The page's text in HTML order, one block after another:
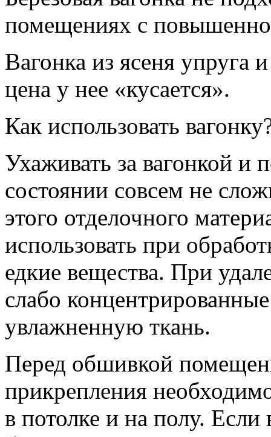
помещениях с
Вагонка из ясеня упруга
цена у нее «кусается».
Как использовать
Ухаживать за вагонкой и
состоянии совсем не
этого отделочного
использовать при
едкие вещества. При
слабо
увлажненную ткань.
Перед обшивкой
прикрепления
в потолке и на полу. Если